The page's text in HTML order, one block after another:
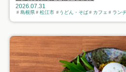
2026.07.31
島根県 松江市 うどん・そば カフェ ラン